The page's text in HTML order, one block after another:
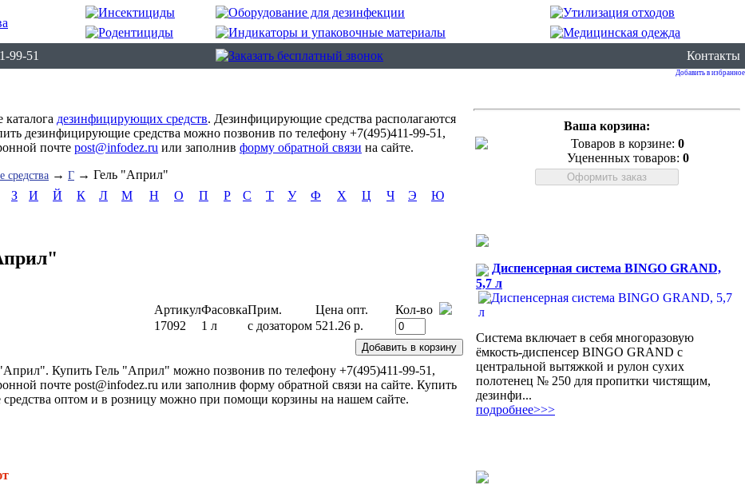
99-51 Контакты
Добавить в избранное
дезинфицирующих средств. Дезинфицирующие средства располагаются
дезинфицирующие средства можно позвонив по телефону +7(495)411-99-51,
почте post@infodez.ru или заполнив форму обратной связи на сайте.
→ Г → Гель "Април"
З И Й К Л М Н О П Р С Т У Ф Х Ц Ч Э Ю
АртикулФасовкаПрим. Цена опт.
Кол-во
17092
1 л с дозатором 521.26 р.
Купить Гель "Април" можно позвонив по телефону +7(495)411-99-51,
почте post@infodez.ru или заполнив форму обратной связи на сайте. Купить
оптом и в розницу можно при помощи корзины на нашем сайте.
Ваша корзина:
Товаров в корзине: 0
Уцененных товаров: 0
Диспенсерная система BINGO GRAND,
5,7 л
Система включает в себя многоразовую
ёмкость-диспенсер BINGO GRAND с
центральной вытяжкой и рулон сухих
полотенец № 250 для пропитки чистящим,
дезинфи...
подробнее>>>